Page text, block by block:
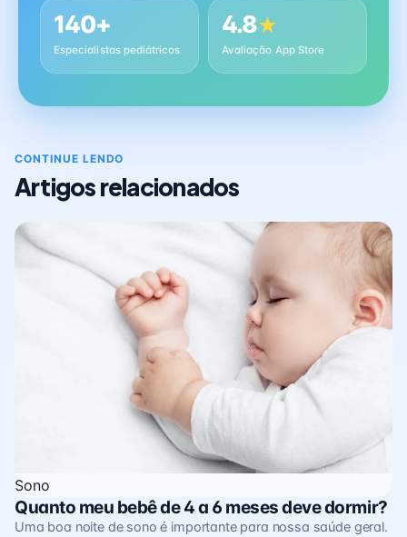
140+
Especialistas pediátricos
4.8★
Avaliação App Store
CONTINUE LENDO
Artigos relacionados
Sono
Quanto meu bebê de 4 a 6 meses deve dormir?
Uma boa noite de sono é importante para nossa saúde geral.